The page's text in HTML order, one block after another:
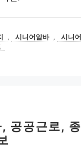
, 시니어알바 ,
시니어
공공근로, 종